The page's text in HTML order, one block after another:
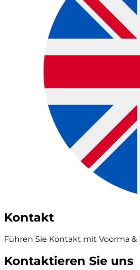
Kontakt
Führen Sie Kontakt mit Voorma &
Kontaktieren Sie uns